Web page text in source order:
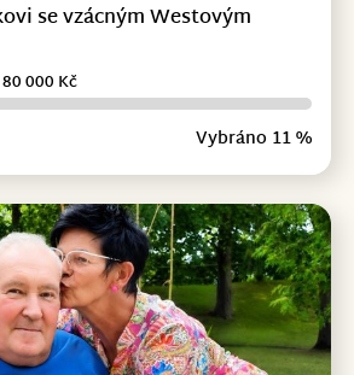
se vzácným Westovým
Vybráno 11 %
000 Kč